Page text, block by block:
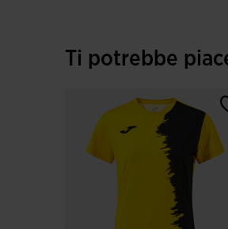
Ti potrebbe